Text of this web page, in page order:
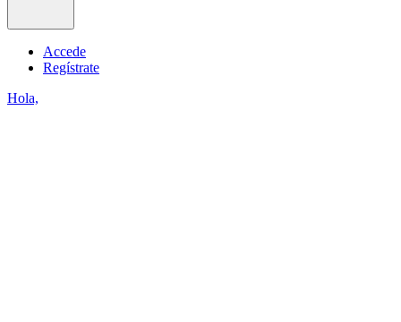
Accede
Regístrate
Hola,